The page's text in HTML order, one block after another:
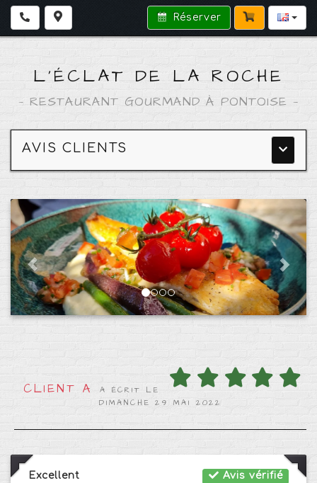
Réserver
L'ÉCLAT DE LA ROCHE
— RESTAURANT GOURMAND À PONTOISE —
Menu
AVIS CLIENTS
CLIENT A
A ÉCRIT LE
DIMANCHE 29 MAI 2022
Avis vérifié
Excellent